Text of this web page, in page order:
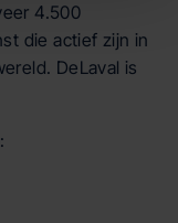
4.500
die actief zijn in
DeLaval is